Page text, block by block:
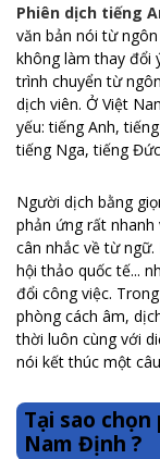
Phiên dịch tiếng
văn bản nói từ
không làm thay đổi
trình chuyển từ
dịch viên. Ở Việt
yếu: tiếng Anh,
tiếng Nga, tiếng
Người dịch bằng
phản ứng rất
cân nhắc về từ
hội thảo quốc tế...
đổi công việc.
phòng cách âm,
thời luôn cùng với
nói kết thúc một
Tại sao
Nam Định ?